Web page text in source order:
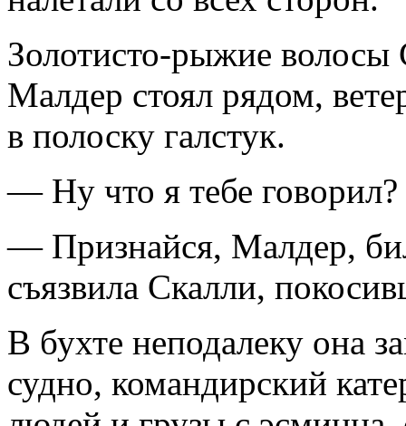
Золотисто-рыжие волосы
Малдер стоял рядом,
в полоску галстук.
— Ну что я тебе говорил?
— Признайся, Малдер,
съязвила Скалли,
В бухте неподалеку она
судно, командирский